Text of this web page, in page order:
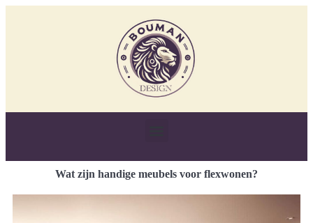
Wat zijn handige meubels voor flexwonen?